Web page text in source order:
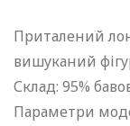
Приталений
вишуканий
Склад: 95%
Параметри